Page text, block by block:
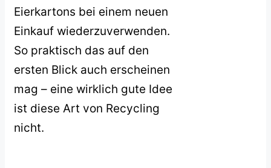
Eierkartons bei einem neuen
Einkauf wiederzuverwenden.
So praktisch das auf den
ersten Blick auch erscheinen
mag – eine wirklich gute Idee
ist diese Art von Recycling
nicht.